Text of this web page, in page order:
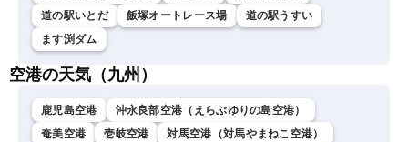
道の駅いとだ
飯塚オートレース場
道の駅うすい
ます渕ダム
空港の天気（九州）
鹿児島空港
沖永良部空港（えらぶゆりの島空港）
奄美空港
壱岐空港
対馬空港（対馬やまねこ空港）